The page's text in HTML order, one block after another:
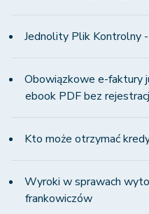
Jednolity Plik Kontrolny
Obowiązkowe e-faktury
ebook PDF bez
Kto może otrzymać
Wyroki w sprawach
frankowiczów